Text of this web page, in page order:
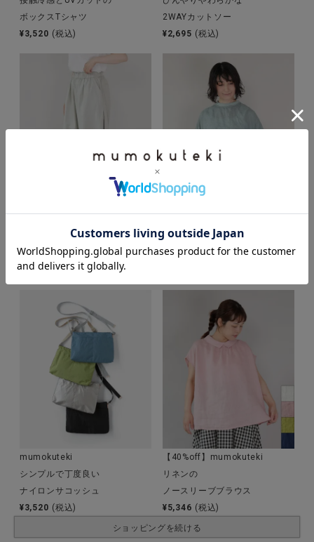
ボックスTシャツ
¥3,520 (税込)
2WAYカットソー
¥2,695 (税込)
サイドタックの
コットンパンツ
¥4,752 (税込)
サイドフレアの
リブネックプルオーバー
mumokuteki
シンプルで丁度良い
ナイロンサコッシュ
¥3,520 (税込)
【40%off】mumokuteki
リネンの
ノースリーブブラウス
¥5,346 (税込)
ショッピングを続ける